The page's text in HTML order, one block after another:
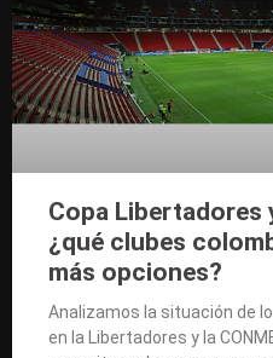
Copa Libertadores
¿qué clubes
más opciones?
Analizamos la situación de
en la Libertadores y la